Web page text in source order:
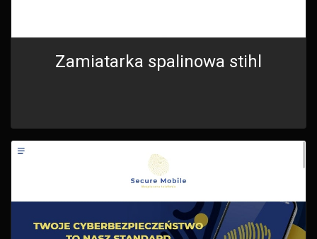
Zamiatarka spalinowa stihl